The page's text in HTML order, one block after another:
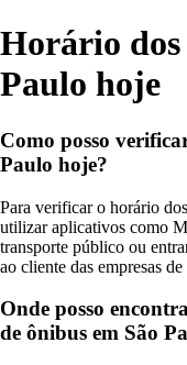
Horário dos
Paulo hoje
Como posso
Paulo hoje?
Para verificar o horário
utilizar aplicativos como
transporte público ou
ao cliente das empresas
Onde posso
de ônibus em São